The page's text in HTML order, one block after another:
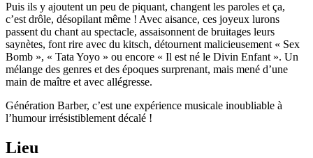
Puis ils y ajoutent un peu de piquant, changent les paroles et ça,
c’est drôle, désopilant même ! Avec aisance, ces joyeux lurons
passent du chant au spectacle, assaisonnent de bruitages leurs
saynètes, font rire avec du kitsch, détournent malicieusement « Sex
Bomb », « Tata Yoyo » ou encore « Il est né le Divin Enfant ». Un
mélange des genres et des époques surprenant, mais mené d’une
main de maître et avec allégresse.
Génération Barber, c’est une expérience musicale inoubliable à
l’humour irrésistiblement décalé !
Lieu